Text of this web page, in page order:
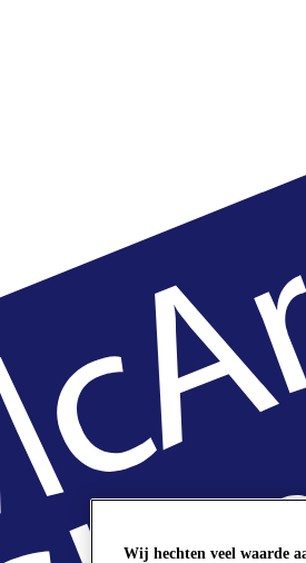
Wij hechten veel waarde